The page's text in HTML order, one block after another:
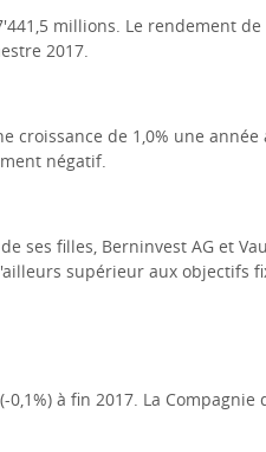
millions. Le rendement de
2017.
croissance de 1,0% une année
négatif.
ses filles, Berninvest AG et
supérieur aux objectifs
à fin 2017. La Compagnie